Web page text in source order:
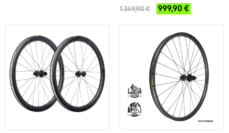
1 349,90 € 999,90 €